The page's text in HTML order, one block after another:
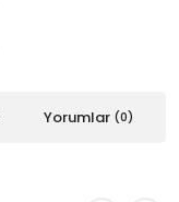
Yorumlar (0)